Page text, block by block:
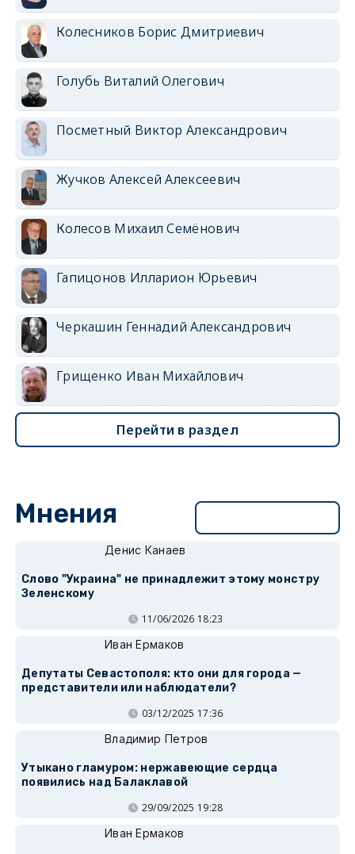
Колесников Борис Дмитриевич
Голубь Виталий Олегович
Посметный Виктор Александрович
Жучков Алексей Алексеевич
Колесов Михаил Семёнович
Гапицонов Илларион Юрьевич
Черкашин Геннадий Александрович
Грищенко Иван Михайлович
Перейти в раздел
Мнения
Денис Канаев
Слово "Украина" не принадлежит этому монстру
Зеленскому
11/06/2026 18:23
Иван Ермаков
Депутаты Севастополя: кто они для города —
представители или наблюдатели?
03/12/2025 17:36
Владимир Петров
Утыкано гламуром: нержавеющие сердца
появились над Балаклавой
29/09/2025 19:28
Иван Ермаков